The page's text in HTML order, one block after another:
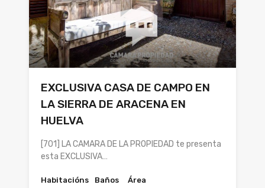
EXCLUSIVA CASA DE CAMPO EN
LA SIERRA DE ARACENA EN
HUELVA
[701] LA CAMARA DE LA PROPIEDAD te presenta
esta EXCLUSIVA…
Habitacións
Baños
Área